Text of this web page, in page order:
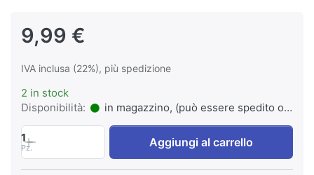
9,99 €
IVA inclusa (22%), più spedizione
2 in stock
Disponibilità:
in magazzino, (può essere spedito o ritirato)
1
Pz. Aggiungi al carrello